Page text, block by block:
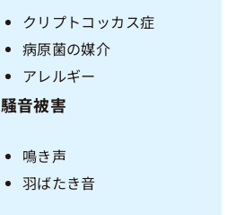
クリプトコッカス症
病原菌の媒介
アレルギー
騒音被害
鳴き声
羽ばたき音